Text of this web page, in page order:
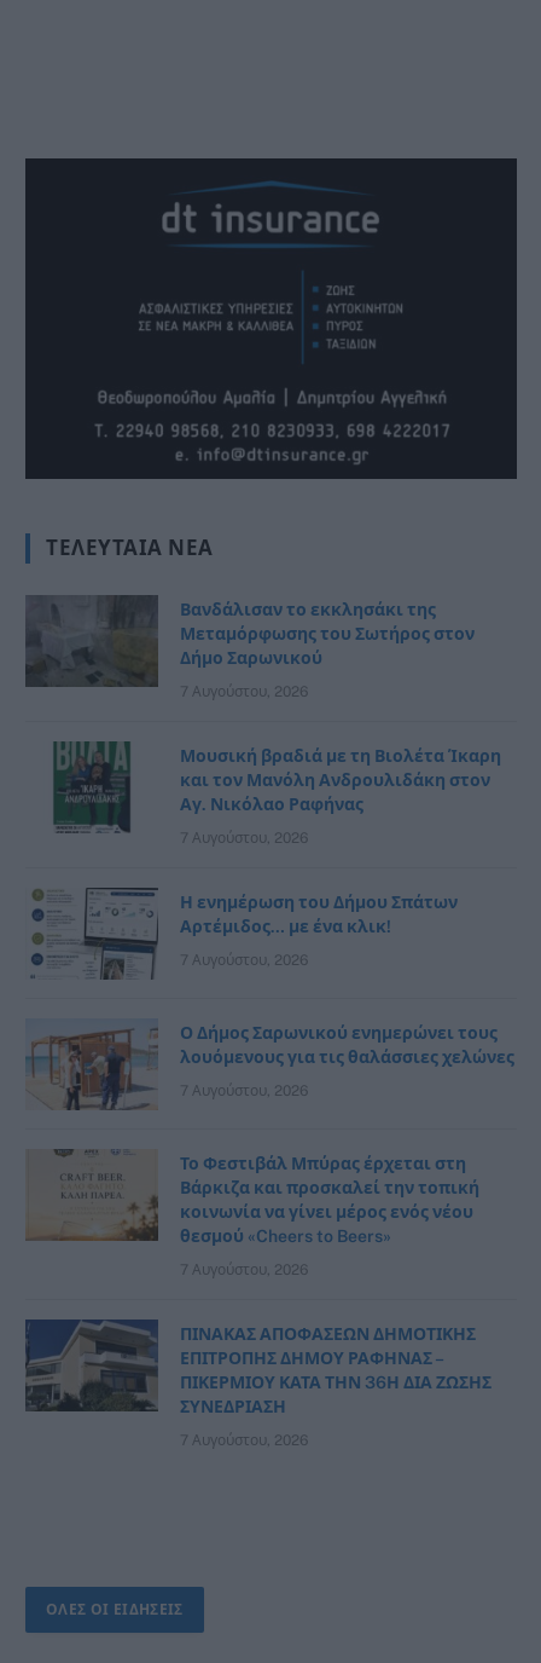
ΤΕΛΕΥΤΑΊΑ ΝΈΑ
Βανδάλισαν το εκκλησάκι της
Μεταμόρφωσης του Σωτήρος στον
Δήμο Σαρωνικού
7 Αυγούστου, 2026
Μουσική βραδιά με τη Βιολέτα Ίκαρη
και τον Μανόλη Ανδρουλιδάκη στον
Αγ. Νικόλαο Ραφήνας
7 Αυγούστου, 2026
Η ενημέρωση του Δήμου Σπάτων
Αρτέμιδος… με ένα κλικ!
7 Αυγούστου, 2026
Ο Δήμος Σαρωνικού ενημερώνει τους
λουόμενους για τις θαλάσσιες χελώνες
7 Αυγούστου, 2026
Το Φεστιβάλ Μπύρας έρχεται στη
Βάρκιζα και προσκαλεί την τοπική
κοινωνία να γίνει μέρος ενός νέου
θεσμού «Cheers to Beers»
7 Αυγούστου, 2026
ΠΙΝΑΚΑΣ ΑΠΟΦΑΣΕΩΝ ΔΗΜΟΤΙΚΗΣ
ΕΠΙΤΡΟΠΗΣ ΔΗΜΟΥ ΡΑΦΗΝΑΣ –
ΠΙΚΕΡΜΙΟΥ ΚΑΤΑ ΤΗΝ 36Η ΔΙΑ ΖΩΣΗΣ
ΣΥΝΕΔΡΙΑΣΗ
7 Αυγούστου, 2026
ΟΛΕΣ ΟΙ ΕΙΔΗΣΕΙΣ